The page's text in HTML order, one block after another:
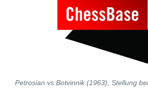
Petrosian vs Botvinnik (1963), Stellung